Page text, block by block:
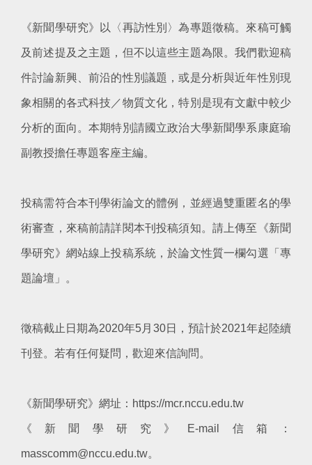
《新聞學研究》以〈再訪性別〉為專題徵稿。來稿可觸
及前述提及之主題，但不以這些主題為限。我們歡迎稿
件討論新興、前沿的性別議題，或是分析與近年性別現
象相關的各式科技／物質文化，特別是現有文獻中較少
分析的面向。本期特別請國立政治大學新聞學系康庭瑜
副教授擔任專題客座主編。
投稿需符合本刊學術論文的體例，並經過雙重匿名的學
術審查，來稿前請詳閱本刊投稿須知。請上傳至《新聞
學研究》網站線上投稿系統，於論文性質一欄勾選「專
題論壇」。
徵稿截止日期為2020年5月30日，預計於2021年起陸續
刊登。若有任何疑問，歡迎來信詢問。
《新聞學研究》網址：https://mcr.nccu.edu.tw
《新聞學研究》E-mail信箱：
masscomm@nccu.edu.tw。